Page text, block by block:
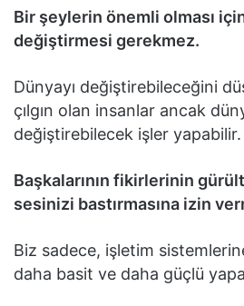
Bir şeylerin önemli olması
değiştirmesi gerekmez.
Dünyayı değiştirebileceğini
çılgın olan insanlar ancak
değiştirebilecek işler yapabilir.
Başkalarının fikirlerinin
sesinizi bastırmasına izin
Biz sadece, işletim
daha basit ve daha güçlü